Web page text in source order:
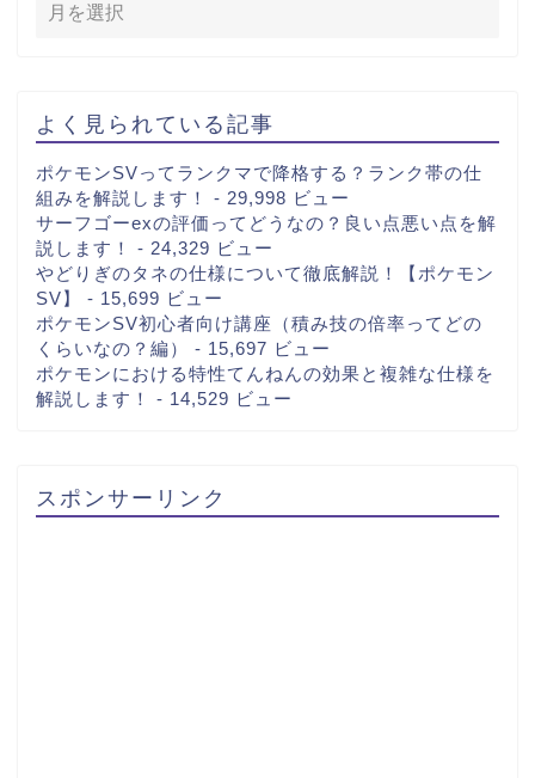
よく見られている記事
ポケモンSVってランクマで降格する？ランク帯の仕
組みを解説します！
- 29,998 ビュー
サーフゴーexの評価ってどうなの？良い点悪い点を解
説します！
- 24,329 ビュー
やどりぎのタネの仕様について徹底解説！【ポケモン
SV】
- 15,699 ビュー
ポケモンSV初心者向け講座（積み技の倍率ってどの
くらいなの？編）
- 15,697 ビュー
ポケモンにおける特性てんねんの効果と複雑な仕様を
解説します！
- 14,529 ビュー
スポンサーリンク